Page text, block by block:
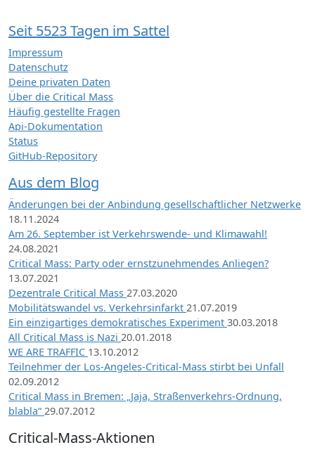
Seit 5523 Tagen im Sattel
Impressum
Datenschutz
Deine privaten Daten
Über die Critical Mass
Häufig gestellte Fragen
Api-Dokumentation
Status
GitHub-Repository
Aus dem Blog
Änderungen bei der Anbindung gesellschaftlicher Netzwerke
18.11.2024
Am 26. September ist Verkehrswende- und Klimawahl!
24.08.2021
Critical Mass: Party oder ernstzunehmendes Anliegen?
13.07.2021
Dezentrale Critical Mass 27.03.2020
Mobilitätswandel vs. Verkehrsinfarkt 21.07.2019
Ein einzigartiges demokratisches Experiment 30.03.2018
All Critical Mass is Nazi 20.01.2018
WE ARE TRAFFIC 13.10.2012
Teilnehmer der Los-Angeles-Critical-Mass stirbt bei Unfall
02.09.2012
Critical Mass in Bremen: „Jaja, Straßenverkehrs-Ordnung,
blabla“ 29.07.2012
Critical-Mass-Aktionen